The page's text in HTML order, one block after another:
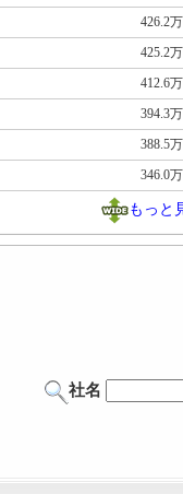
426.2万
425.2万
412.6万
394.3万
388.5万
346.0万
もっと
社名